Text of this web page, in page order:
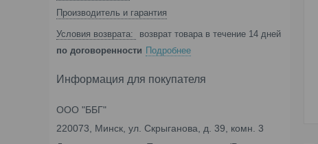
Производитель и гарантия
возврат товара в течение 14 дней
по договоренности Подробнее
Информация для покупателя
ООО "ББГ"
220073, Минск, ул. Скрыганова, д. 39, комн. 3